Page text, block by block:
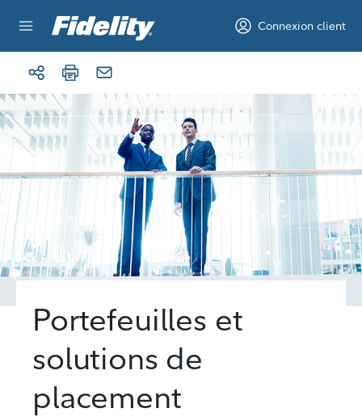
Connexion client
Portefeuilles et
solutions de
placement